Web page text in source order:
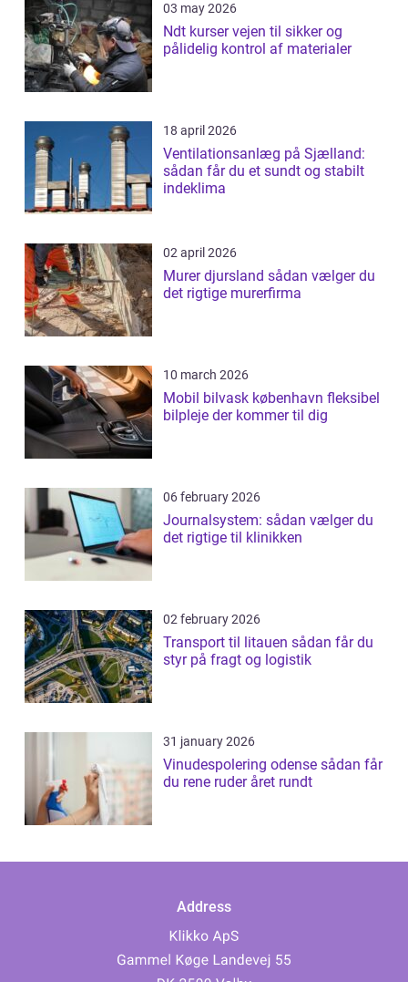
03 may 2026
Ndt kurser vejen til sikker og
pålidelig kontrol af materialer
18 april 2026
Ventilationsanlæg på Sjælland:
sådan får du et sundt og stabilt
indeklima
02 april 2026
Murer djursland sådan vælger du
det rigtige murerfirma
10 march 2026
Mobil bilvask københavn fleksibel
bilpleje der kommer til dig
06 february 2026
Journalsystem: sådan vælger du
det rigtige til klinikken
02 february 2026
Transport til litauen sådan får du
styr på fragt og logistik
31 january 2026
Vinudespolering odense sådan får
du rene ruder året rundt
Address